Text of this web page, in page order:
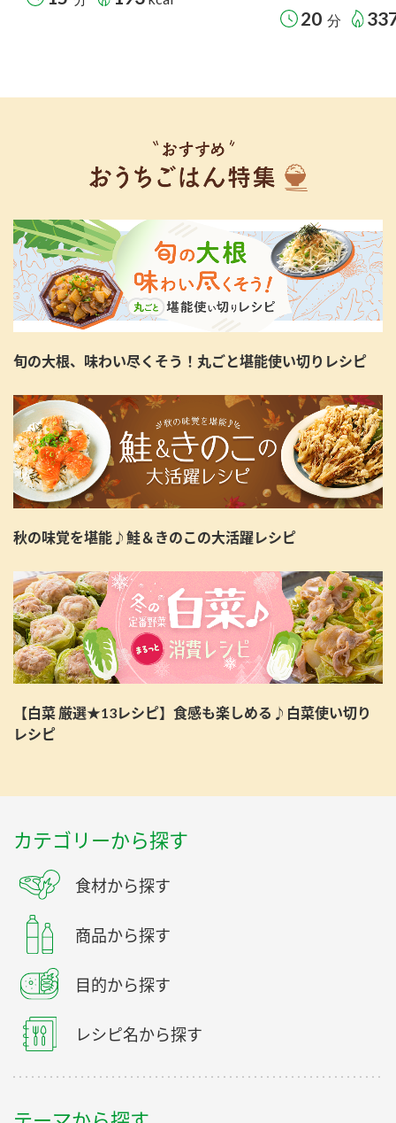
20 分
旬の大根、味わい尽くそう！丸ごと堪能使い切りレシピ
秋の味覚を堪能♪鮭＆きのこの大活躍レシピ
【白菜 厳選★13レシピ】食感も楽しめる♪白菜使い切り
レシピ
カテゴリーから探す
食材から探す
商品から探す
目的から探す
レシピ名から探す